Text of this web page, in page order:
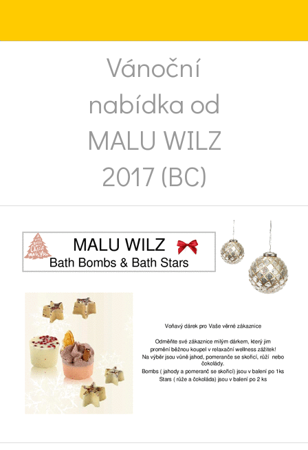
Vánoční
nabídka od
MALU WILZ
2017 (BC)